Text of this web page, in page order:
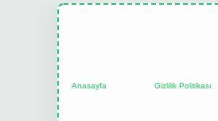
Anasayfa Gizlilik Politikası